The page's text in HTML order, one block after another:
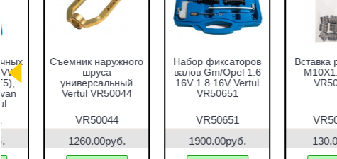
Набор оправок для
подшипников,
сальников и втулок
VR50167
7690.00руб.
Набор фиксаторов
валов VAG 1.2 TFSI
Vertul VR50661
VR50661
1000.00руб.
Набор фрез для
восстановления
гнёзд дизельных
VR50337
2670.00руб.